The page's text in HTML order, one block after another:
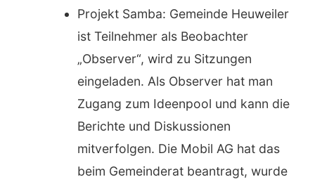
Projekt Samba: Gemeinde Heuweiler
ist Teilnehmer als Beobachter
„Observer“, wird zu Sitzungen
eingeladen. Als Observer hat man
Zugang zum Ideenpool und kann die
Berichte und Diskussionen
mitverfolgen. Die Mobil AG hat das
beim Gemeinderat beantragt, wurde